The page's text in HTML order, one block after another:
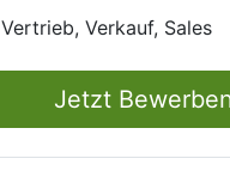
Vertrieb, Verkauf, Sales
Jetzt